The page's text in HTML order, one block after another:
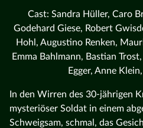
Cast: Sandra Hüller, Caro
Godehard Giese, Robert
Hohl, Augustino Renken,
Emma Bahlmann, Bastian
Egger, Anne
In den Wirren des 30-jährigen
mysteriöser Soldat in einem
Schweigsam, schmal, das